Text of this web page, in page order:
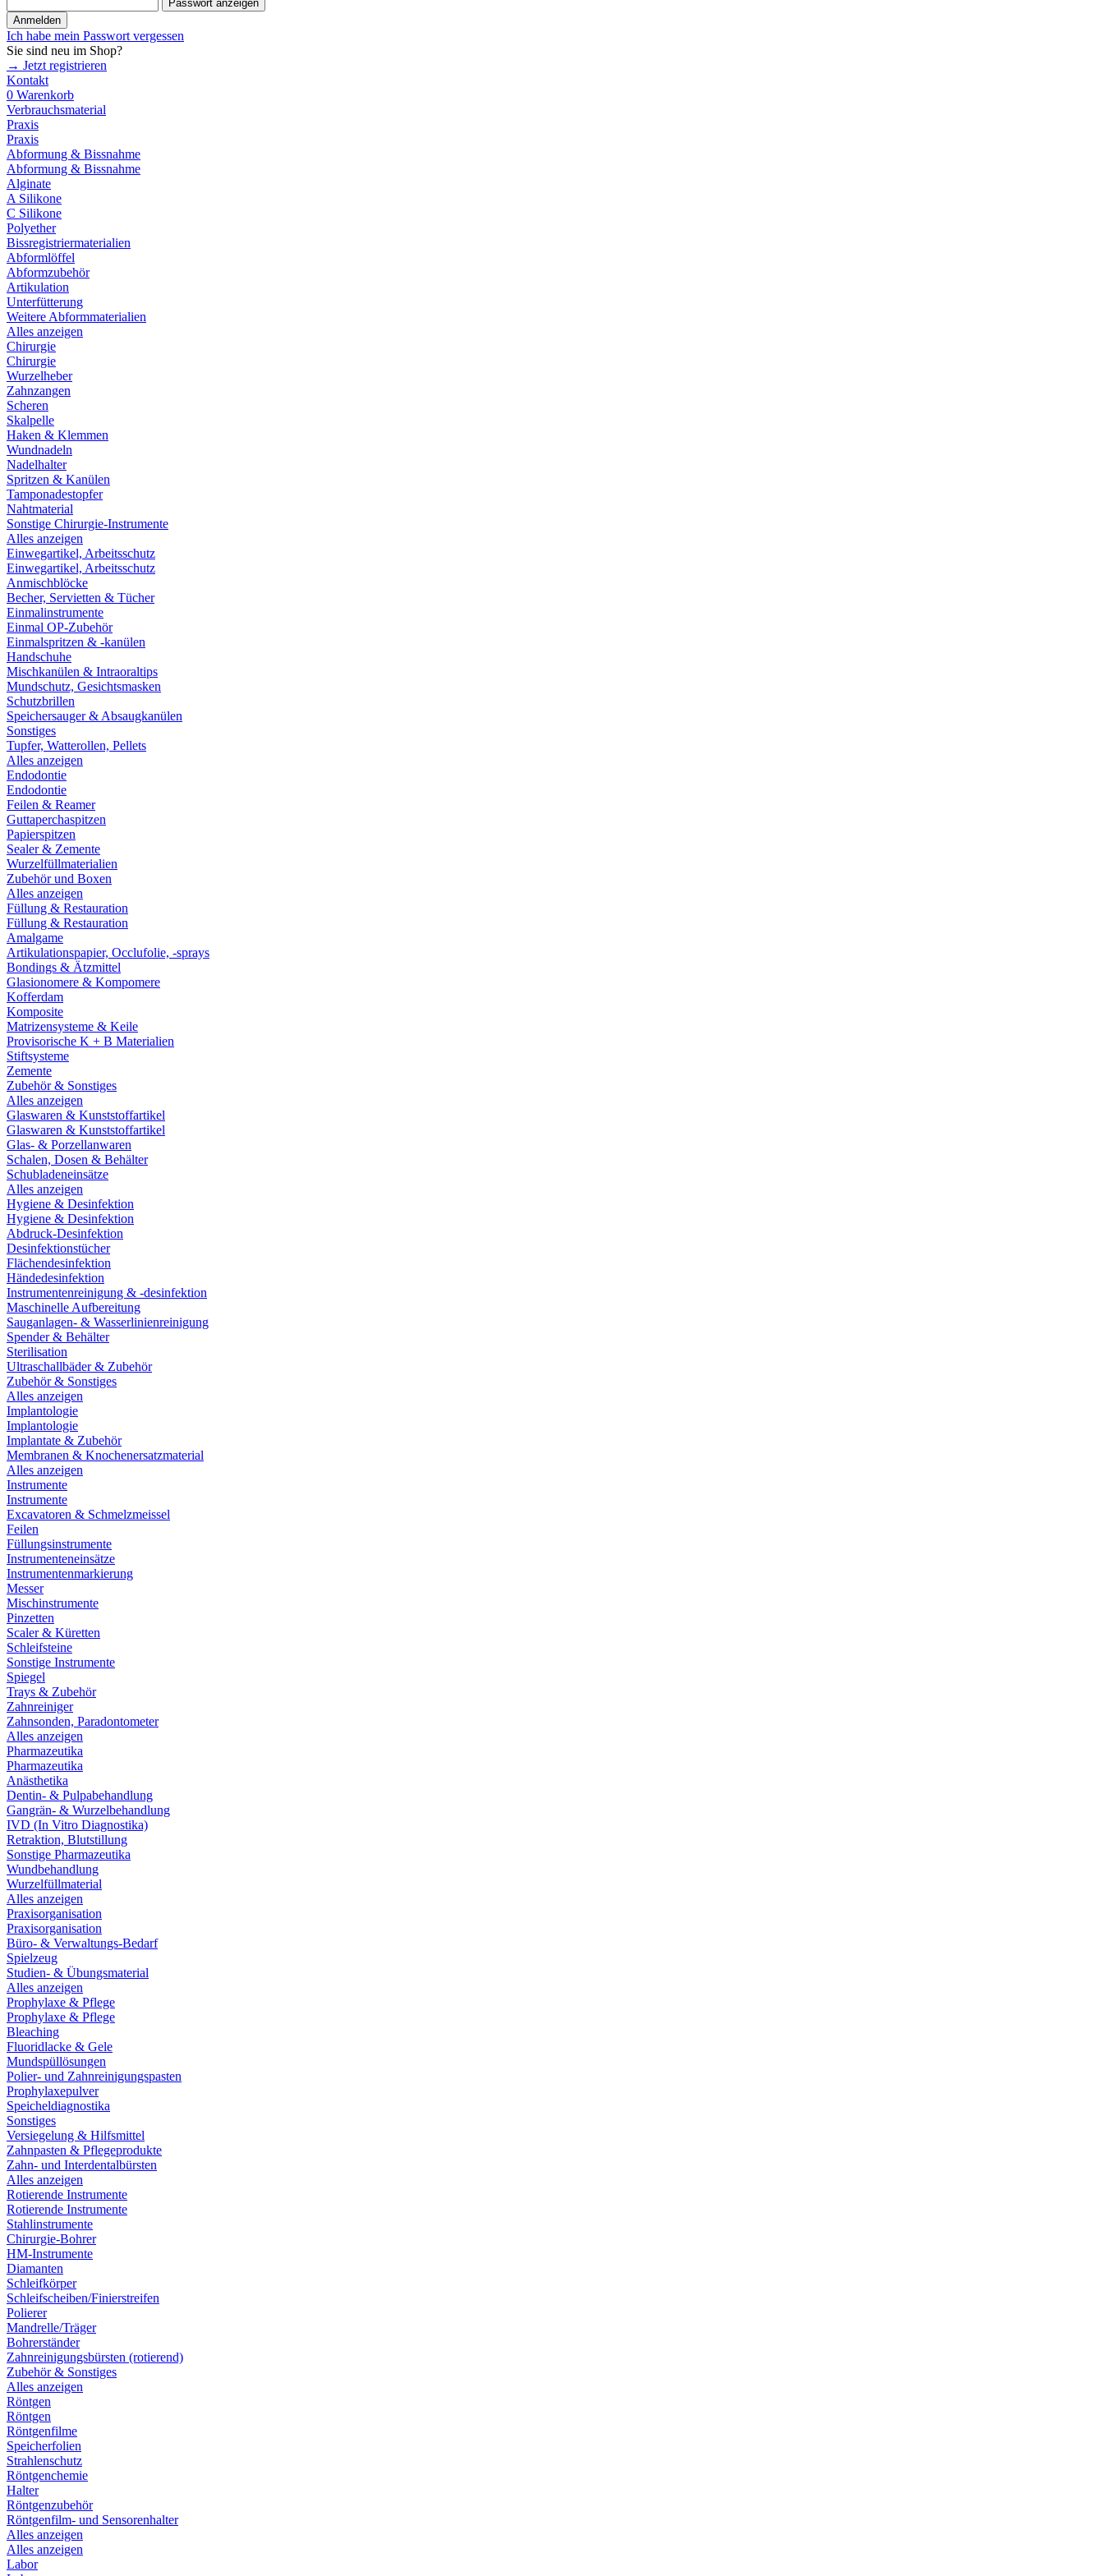
Passwort anzeigen
Anmelden
Ich habe mein Passwort vergessen
Sie sind neu im Shop?
→ Jetzt registrieren
Kontakt
0 Warenkorb
Verbrauchsmaterial
Praxis
Praxis
Abformung & Bissnahme
Abformung & Bissnahme
Alginate
A Silikone
C Silikone
Polyether
Bissregistriermaterialien
Abformlöffel
Abformzubehör
Artikulation
Unterfütterung
Weitere Abformmaterialien
Alles anzeigen
Chirurgie
Chirurgie
Wurzelheber
Zahnzangen
Scheren
Skalpelle
Haken & Klemmen
Wundnadeln
Nadelhalter
Spritzen & Kanülen
Tamponadestopfer
Nahtmaterial
Sonstige Chirurgie-Instrumente
Alles anzeigen
Einwegartikel, Arbeitsschutz
Einwegartikel, Arbeitsschutz
Anmischblöcke
Becher, Servietten & Tücher
Einmalinstrumente
Einmal OP-Zubehör
Einmalspritzen & -kanülen
Handschuhe
Mischkanülen & Intraoraltips
Mundschutz, Gesichtsmasken
Schutzbrillen
Speichersauger & Absaugkanülen
Sonstiges
Tupfer, Watterollen, Pellets
Alles anzeigen
Endodontie
Endodontie
Feilen & Reamer
Guttaperchaspitzen
Papierspitzen
Sealer & Zemente
Wurzelfüllmaterialien
Zubehör und Boxen
Alles anzeigen
Füllung & Restauration
Füllung & Restauration
Amalgame
Artikulationspapier, Occlufolie, -sprays
Bondings & Ätzmittel
Glasionomere & Kompomere
Kofferdam
Komposite
Matrizensysteme & Keile
Provisorische K + B Materialien
Stiftsysteme
Zemente
Zubehör & Sonstiges
Alles anzeigen
Glaswaren & Kunststoffartikel
Glaswaren & Kunststoffartikel
Glas- & Porzellanwaren
Schalen, Dosen & Behälter
Schubladeneinsätze
Alles anzeigen
Hygiene & Desinfektion
Hygiene & Desinfektion
Abdruck-Desinfektion
Desinfektionstücher
Flächendesinfektion
Händedesinfektion
Instrumentenreinigung & -desinfektion
Maschinelle Aufbereitung
Sauganlagen- & Wasserlinienreinigung
Spender & Behälter
Sterilisation
Ultraschallbäder & Zubehör
Zubehör & Sonstiges
Alles anzeigen
Implantologie
Implantologie
Implantate & Zubehör
Membranen & Knochenersatzmaterial
Alles anzeigen
Instrumente
Instrumente
Excavatoren & Schmelzmeissel
Feilen
Füllungsinstrumente
Instrumenteneinsätze
Instrumentenmarkierung
Messer
Mischinstrumente
Pinzetten
Scaler & Küretten
Schleifsteine
Sonstige Instrumente
Spiegel
Trays & Zubehör
Zahnreiniger
Zahnsonden, Paradontometer
Alles anzeigen
Pharmazeutika
Pharmazeutika
Anästhetika
Dentin- & Pulpabehandlung
Gangrän- & Wurzelbehandlung
IVD (In Vitro Diagnostika)
Retraktion, Blutstillung
Sonstige Pharmazeutika
Wundbehandlung
Wurzelfüllmaterial
Alles anzeigen
Praxisorganisation
Praxisorganisation
Büro- & Verwaltungs-Bedarf
Spielzeug
Studien- & Übungsmaterial
Alles anzeigen
Prophylaxe & Pflege
Prophylaxe & Pflege
Bleaching
Fluoridlacke & Gele
Mundspüllösungen
Polier- und Zahnreinigungspasten
Prophylaxepulver
Speicheldiagnostika
Sonstiges
Versiegelung & Hilfsmittel
Zahnpasten & Pflegeprodukte
Zahn- und Interdentalbürsten
Alles anzeigen
Rotierende Instrumente
Rotierende Instrumente
Stahlinstrumente
Chirurgie-Bohrer
HM-Instrumente
Diamanten
Schleifkörper
Schleifscheiben/Finierstreifen
Polierer
Mandrelle/Träger
Bohrerständer
Zahnreinigungsbürsten (rotierend)
Zubehör & Sonstiges
Alles anzeigen
Röntgen
Röntgen
Röntgenfilme
Speicherfolien
Strahlenschutz
Röntgenchemie
Halter
Röntgenzubehör
Röntgenfilm- und Sensorenhalter
Alles anzeigen
Alles anzeigen
Labor